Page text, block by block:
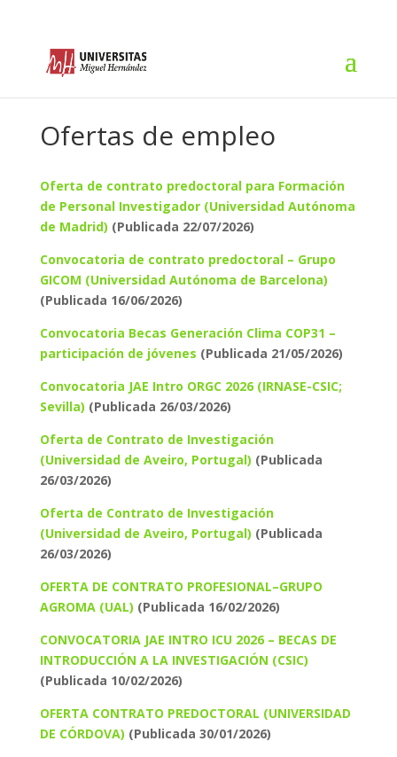
Ofertas de empleo
Oferta de contrato predoctoral para Formación
de Personal Investigador (Universidad Autónoma
de Madrid) (Publicada 22/07/2026)
Convocatoria de contrato predoctoral – Grupo
GICOM (Universidad Autónoma de Barcelona)
(Publicada 16/06/2026)
Convocatoria Becas Generación Clima COP31 –
participación de jóvenes (Publicada 21/05/2026)
Convocatoria JAE Intro ORGC 2026 (IRNASE-CSIC;
Sevilla) (Publicada 26/03/2026)
Oferta de Contrato de Investigación
(Universidad de Aveiro, Portugal) (Publicada
26/03/2026)
Oferta de Contrato de Investigación
(Universidad de Aveiro, Portugal) (Publicada
26/03/2026)
OFERTA DE CONTRATO PROFESIONAL–GRUPO
AGROMA (UAL) (Publicada 16/02/2026)
CONVOCATORIA JAE INTRO ICU 2026 – BECAS DE
INTRODUCCIÓN A LA INVESTIGACIÓN (CSIC)
(Publicada 10/02/2026)
OFERTA CONTRATO PREDOCTORAL (UNIVERSIDAD
DE CÓRDOVA) (Publicada 30/01/2026)